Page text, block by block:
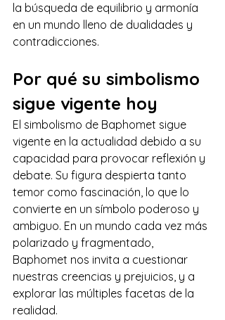
la búsqueda de equilibrio y armonía
en un mundo lleno de dualidades y
contradicciones.
Por qué su simbolismo
sigue vigente hoy
El simbolismo de Baphomet sigue
vigente en la actualidad debido a su
capacidad para provocar reflexión y
debate. Su figura despierta tanto
temor como fascinación, lo que lo
convierte en un símbolo poderoso y
ambiguo. En un mundo cada vez más
polarizado y fragmentado,
Baphomet nos invita a cuestionar
nuestras creencias y prejuicios, y a
explorar las múltiples facetas de la
realidad.